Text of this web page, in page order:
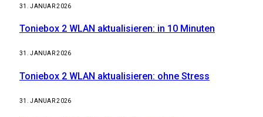
31. JANUAR 2026
Toniebox 2 WLAN aktualisieren: in 10 Minuten
31. JANUAR 2026
Toniebox 2 WLAN aktualisieren: ohne Stress
31. JANUAR 2026